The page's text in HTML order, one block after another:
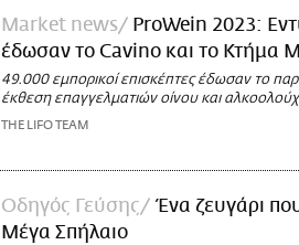
Market news
ProWein 2023:
έδωσαν το Cavino και το Κτήμα
49.000 εμπορικοί επισκέπτες έδωσαν το
έκθεση επαγγελματιών οίνου και
THE LIFO TEAM
Οδηγός Γεύσης
Ένα ζευγάρι
Μέγα Σπήλαιο